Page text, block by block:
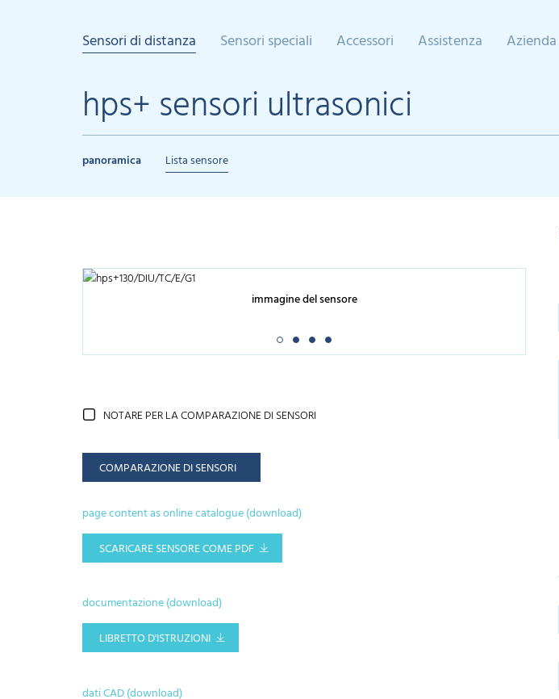
Sensori di distanza Sensori speciali Accessori Assistenza Azienda
hps+ sensori ultrasonici
panoramica Lista sensore
immagine del sensore
NOTARE PER LA COMPARAZIONE DI SENSORI
COMPARAZIONE DI SENSORI
page content as online catalogue (download)
SCARICARE SENSORE COME PDF
documentazione (download)
LIBRETTO D'ISTRUZIONI
dati CAD (download)